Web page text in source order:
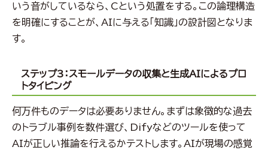
いう音がしているなら、Cという処置をする。この論理構造
を明確にすることが、AIに与える「知識」の設計図となりま
す。
ステップ3：スモールデータの収集と生成AIによるプロ
トタイピング
何万件ものデータは必要ありません。まずは象徴的な過去
のトラブル事例を数件選び、Difyなどのツールを使って
AIが正しい推論を行えるかテストします。AIが現場の感覚